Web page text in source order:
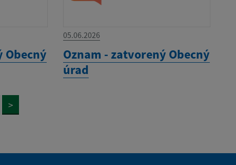
Obecný
05.06.2026
Oznam - zatvorený Obecný
úrad
>